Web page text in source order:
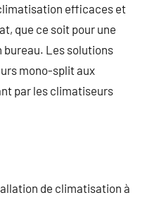
efficaces et
que ce soit pour une
bureau. Les solutions
mono-split aux
par les climatiseurs
de climatisation à